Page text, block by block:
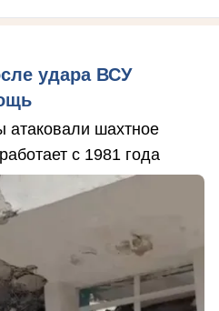
удара ВСУ
атаковали шахтное
с 1981 года